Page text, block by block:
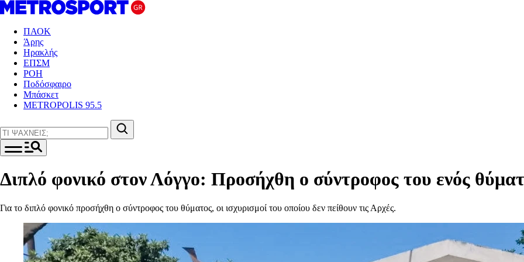
ΠΑΟΚ
Άρης
Ηρακλής
ΕΠΣΜ
ΡΟΗ
Ποδόσφαιρο
Μπάσκετ
METROPOLIS 95.5
Διπλό φονικό στον Λόγγο: Προσήχθη ο σύντροφος του ενός
Για το διπλό φονικό προσήχθη ο σύντροφος του θύματος, οι ισχυρισμοί του οποίου δεν πείθουν τις Αρχές.